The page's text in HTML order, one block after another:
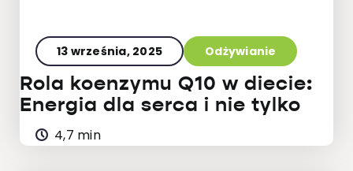
13 września, 2025 Odżywianie
Rola koenzymu Q10 w diecie:
Energia dla serca i nie tylko
4,7 min